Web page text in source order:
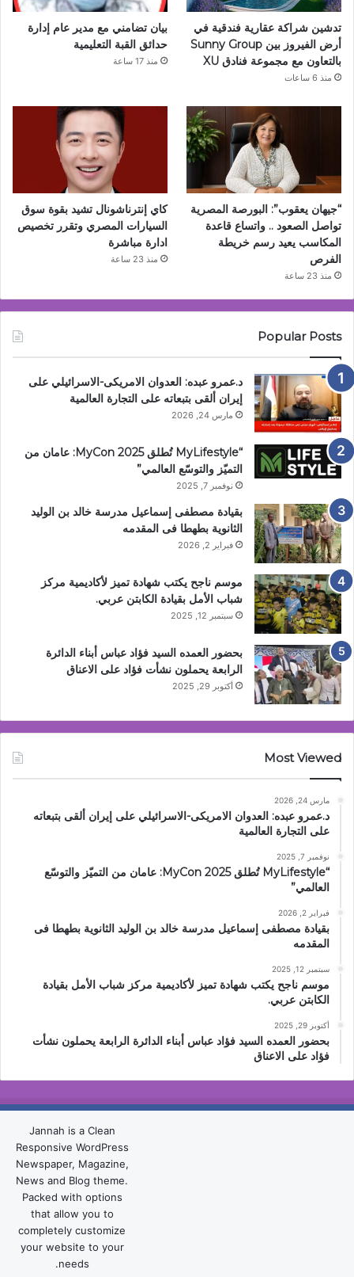
تدشين شراكة عقارية فندقية في
أرض الفيروز بين Sunny Group
بالتعاون مع مجموعة فنادق XU
منذ 6 ساعات
بيان تضامني مع مدير عام إدارة
حدائق القبة التعليمية
منذ 17 ساعة
“جيهان يعقوب”: البورصة المصرية
تواصل الصعود .. واتساع قاعدة
المكاسب يعيد رسم خريطة
الفرص
منذ 23 ساعة
كاي إنترناشونال تشيد بقوة سوق
السيارات المصري وتقرر تخصيص
ادارة مباشرة
منذ 23 ساعة
Popular Posts
د.عمرو عبده: العدوان الامريكى-الاسرائيلي على
إيران ألقى بتبعاته على التجارة العالمية
مارس 24, 2026
“MyLifestyle تُطلق MyCon 2025: عامان من
التميّز والتوسّع العالمي”
نوفمبر 7, 2025
بقيادة مصطفى إسماعيل مدرسة خالد بن الوليد
الثانوية بطهطا فى المقدمه
فبراير 2, 2026
موسم ناجح يكتب شهادة تميز لأكاديمية مركز
شباب الأمل بقيادة الكابتن عربي.
سبتمبر 12, 2025
بحضور العمده السيد فؤاد عباس أبناء الدائرة
الرابعة يحملون نشأت فؤاد على الاعناق
أكتوبر 29, 2025
Most Viewed
مارس 24, 2026
د.عمرو عبده: العدوان الامريكى-الاسرائيلي على إيران ألقى بتبعاته
على التجارة العالمية
نوفمبر 7, 2025
“MyLifestyle تُطلق MyCon 2025: عامان من التميّز والتوسّع
العالمي”
فبراير 2, 2026
بقيادة مصطفى إسماعيل مدرسة خالد بن الوليد الثانوية بطهطا فى
المقدمه
سبتمبر 12, 2025
موسم ناجح يكتب شهادة تميز لأكاديمية مركز شباب الأمل بقيادة
الكابتن عربي.
أكتوبر 29, 2025
بحضور العمده السيد فؤاد عباس أبناء الدائرة الرابعة يحملون نشأت
فؤاد على الاعناق
Jannah is a Clean
Responsive WordPress
Newspaper, Magazine,
News and Blog theme.
Packed with options
that allow you to
completely customize
your website to your
needs.